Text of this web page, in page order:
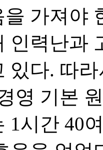
가져야
인력난과
있다. 따라
영 기본
1시간 40